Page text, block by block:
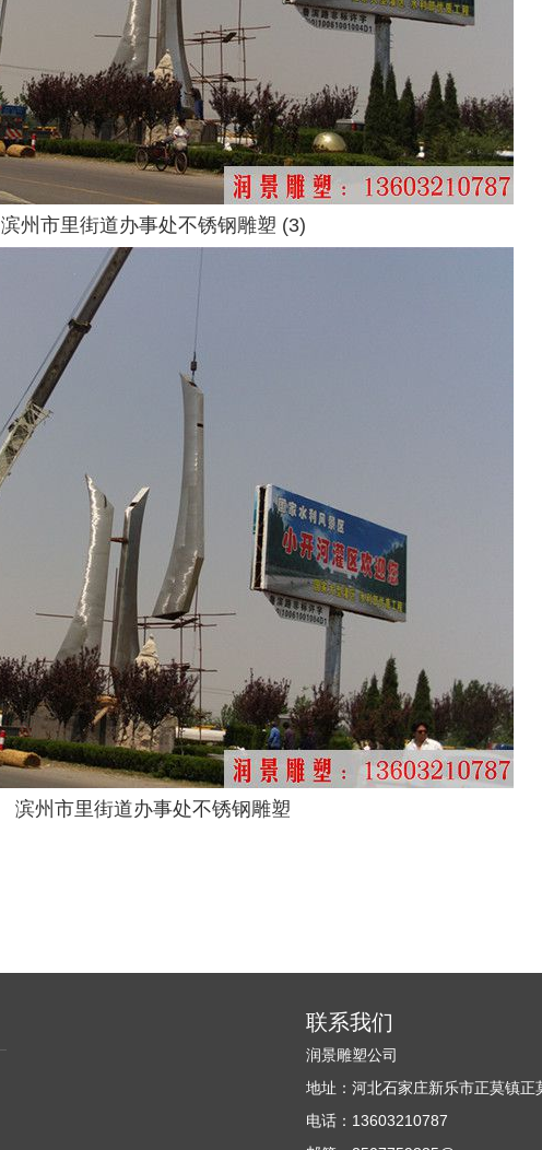
滨州市里街道办事处不锈钢雕塑 (3)
滨州市里街道办事处不锈钢雕塑
联系我们
润景雕塑公司
地址：河北石家庄新乐市正莫镇正
电话：13603210787